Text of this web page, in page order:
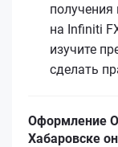
на Infiniti
изучите
сделать
Оформление
Хабаровске